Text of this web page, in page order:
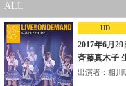
ALL
HD
2017年6月
斉藤真木子
出演者：相川